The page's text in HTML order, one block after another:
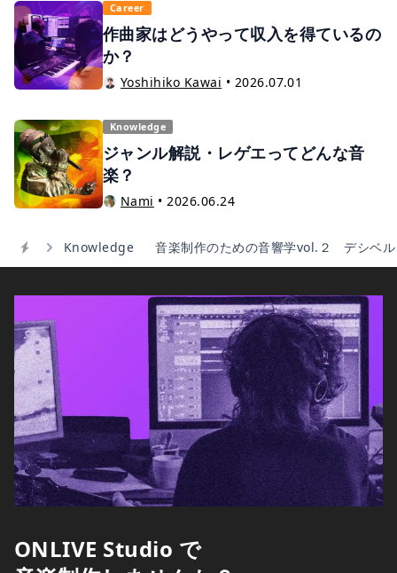
Career
作曲家はどうやって収入を得ているの
か？
Yoshihiko Kawai • 2026.07.01
Knowledge
ジャンル解説・レゲエってどんな音
楽？
Nami •2026.06.24
Knowledge 音楽制作のための音響学vol.２ デシベ
ONLIVE Studio で